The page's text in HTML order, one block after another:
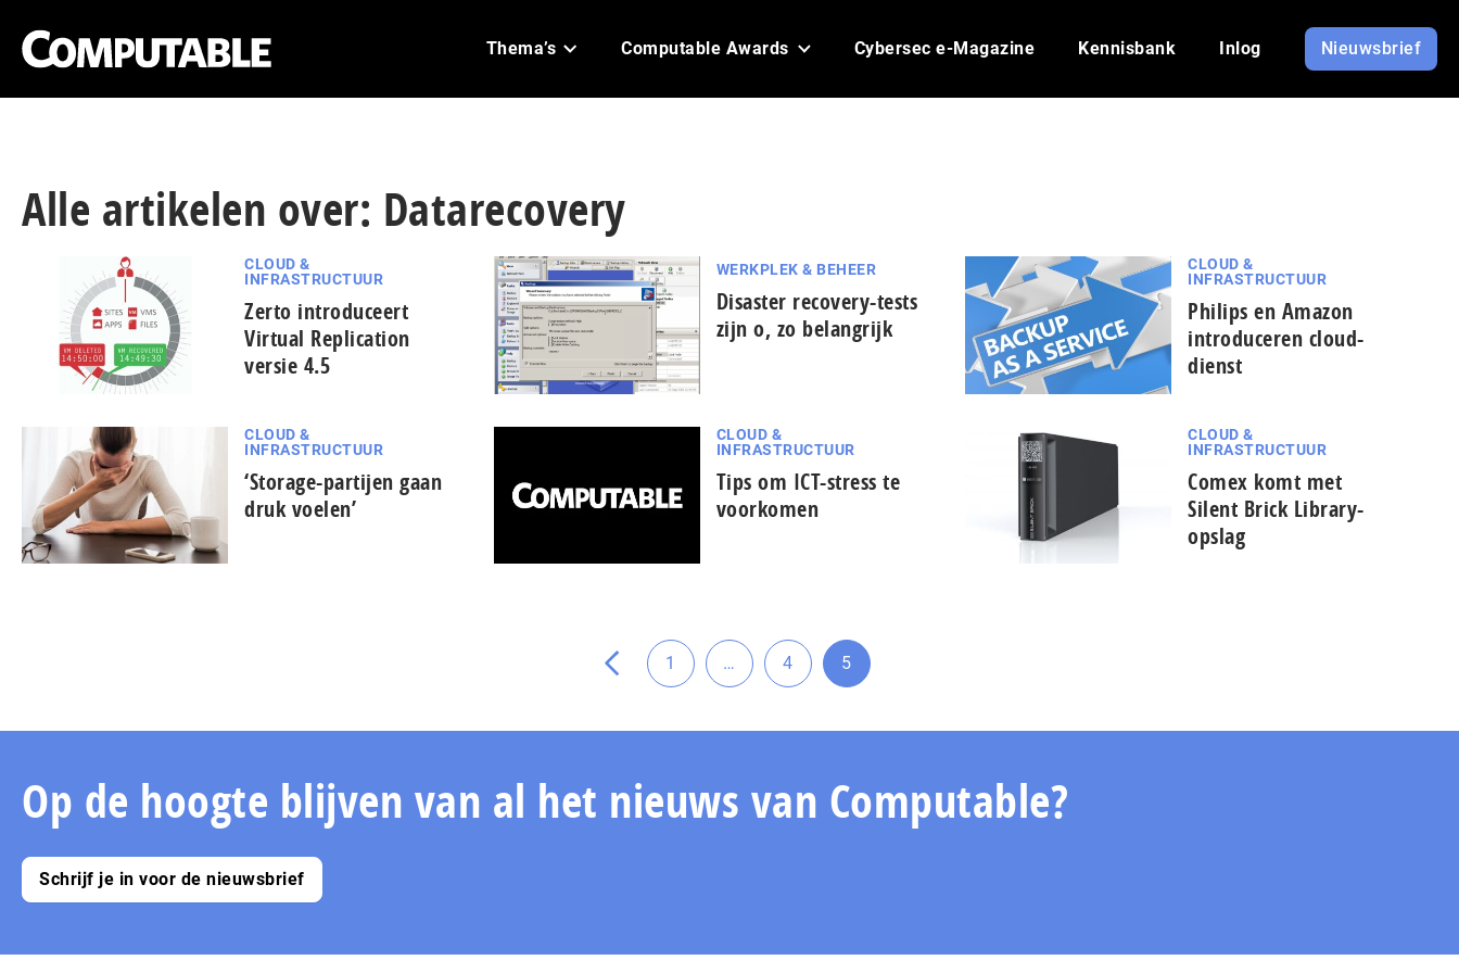
Thema’s Computable Awards Cybersec e-Magazine Kennisbank Inlog Nieuwsbrief
Alle artikelen over: Datarecovery
CLOUD &
INFRASTRUCTUUR
Zerto introduceert
Virtual Replication
versie 4.5
WERKPLEK & BEHEER
Disaster recovery-tests
zijn o, zo belangrijk
CLOUD &
INFRASTRUCTUUR
Philips en Amazon
introduceren cloud-
dienst
CLOUD &
INFRASTRUCTUUR
‘Storage-partijen gaan
druk voelen’
CLOUD &
INFRASTRUCTUUR
Tips om ICT-stress te
voorkomen
CLOUD &
INFRASTRUCTUUR
Comex komt met
Silent Brick Library-
opslag
Ga
Ga
pagina
1
Tussenliggende
pagina's
…
Ga
pagina
4
Ga
pagina
5
Op de hoogte blijven van al het nieuws van Computable?
Schrijf je in voor de nieuwsbrief